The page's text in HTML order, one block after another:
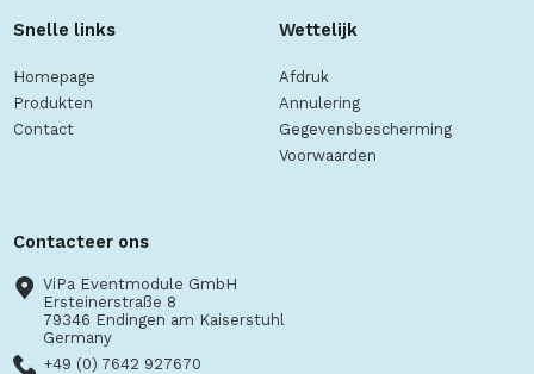
Snelle links
Homepage
Produkten
Contact
Wettelijk
Afdruk
Annulering
Gegevensbescherming
Voorwaarden
Contacteer ons
ViPa Eventmodule GmbH
Ersteinerstraße 8
79346 Endingen am Kaiserstuhl
Germany
+49 (0) 7642 927670